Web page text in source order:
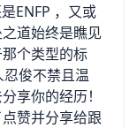
ENFP ，又或
道始终是瞧见
个类型的标
俊不禁且温
享你的经历！
赞并分享给跟